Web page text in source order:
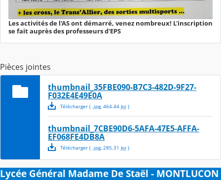
Les activités de l'AS ont démarré, venez nombreux! L'inscription
se fait auprès des professeurs d'EPS
Pièces jointes
thumbnail_35FBE090-B7C3-482D-9F27-
F032E4E49E0A
Télécharger( .jpg, 464.44 ko)
thumbnail_7CBE90D6-5AFA-47E5-AFFA-
EF068FE4DB8A
Télécharger( .jpg, 285.31 ko)
Lycée Général Madame De Staël - MONTLUCON